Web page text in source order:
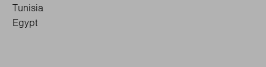
Tunisia
Egypt